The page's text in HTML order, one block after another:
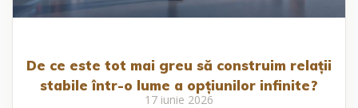
De ce este tot mai greu să construim relații
stabile într-o lume a opțiunilor infinite?
17 iunie 2026